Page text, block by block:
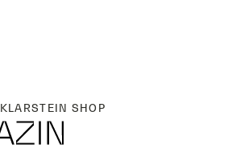
KLARSTEIN SHOP